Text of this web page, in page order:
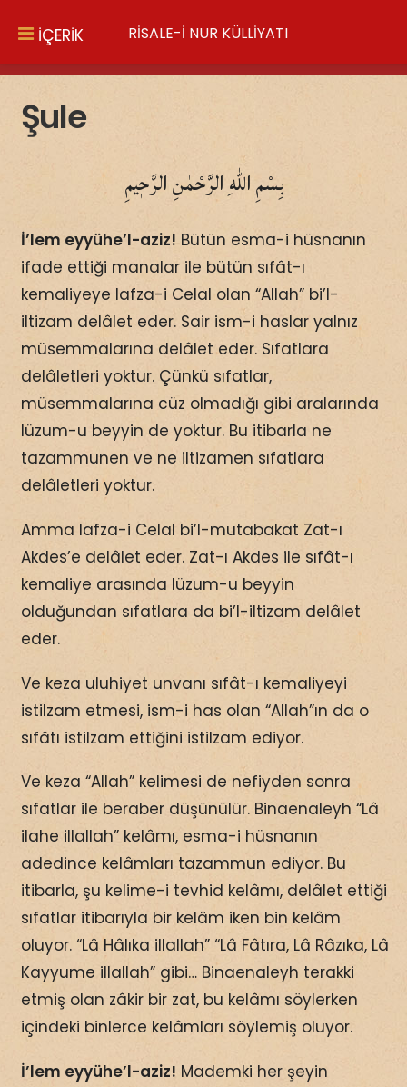
Şule
بِسْمِ اللّٰهِ الرَّحْمٰنِ الرَّحٖيمِ
İ’lem eyyühe’l-aziz! Bütün esma-i hüsnanın
ifade ettiği manalar ile bütün sıfât-ı
kemaliyeye lafza-i Celal olan “Allah” bi’l-
iltizam delâlet eder. Sair ism-i haslar yalnız
müsemmalarına delâlet eder. Sıfatlara
delâletleri yoktur. Çünkü sıfatlar,
müsemmalarına cüz olmadığı gibi aralarında
lüzum-u beyyin de yoktur. Bu itibarla ne
tazammunen ve ne iltizamen sıfatlara
delâletleri yoktur.
Amma lafza-i Celal bi’l-mutabakat Zat-ı
Akdes’e delâlet eder. Zat-ı Akdes ile sıfât-ı
kemaliye arasında lüzum-u beyyin
olduğundan sıfatlara da bi’l-iltizam delâlet
eder.
Ve keza uluhiyet unvanı sıfât-ı kemaliyeyi
istilzam etmesi, ism-i has olan “Allah”ın da o
sıfâtı istilzam ettiğini istilzam ediyor.
Ve keza “Allah” kelimesi de nefiyden sonra
sıfatlar ile beraber düşünülür. Binaenaleyh “Lâ
ilahe illallah” kelâmı, esma-i hüsnanın
adedince kelâmları tazammun ediyor. Bu
itibarla, şu kelime-i tevhid kelâmı, delâlet ettiği
sıfatlar itibarıyla bir kelâm iken bin kelâm
oluyor. “Lâ Hâlıka illallah” “Lâ Fâtıra, Lâ Râzıka, Lâ
Kayyume illallah” gibi… Binaenaleyh terakki
etmiş olan zâkir bir zat, bu kelâmı söylerken
içindeki binlerce kelâmları söylemiş oluyor.
İ’lem eyyühe’l-aziz! Mademki her şeyin
İÇERİK RİSALE-İ NUR KÜLLİYATI